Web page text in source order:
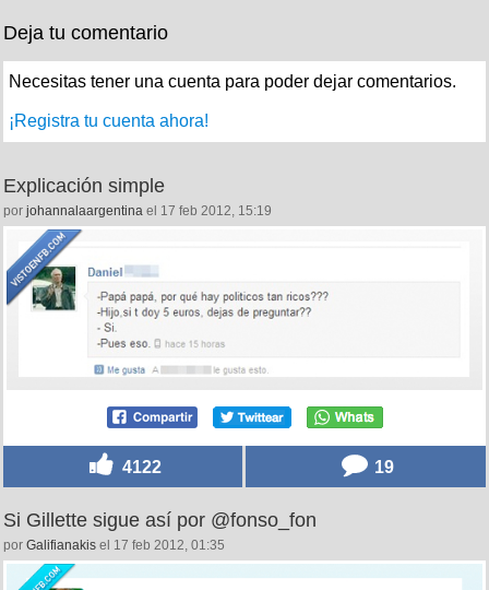
Deja tu comentario
Necesitas tener una cuenta para poder dejar comentarios.
¡Registra tu cuenta ahora!
Explicación simple
por johannalaargentina el 17 feb 2012, 15:19
4122 19
Si Gillette sigue así por @fonso_fon
por Galifianakis el 17 feb 2012, 01:35